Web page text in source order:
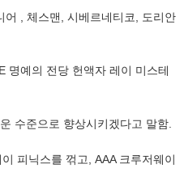
, 체스맨, 시베르네티코, 도리안
명예의 전당 헌액자 레이 미스테
수준으로 향상시키겠다고 말함.
피닉스를 꺾고, AAA 크루저웨이